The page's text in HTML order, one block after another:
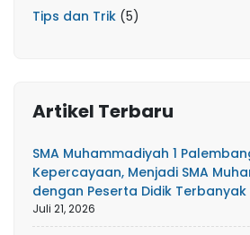
Tips dan Trik (5)
Artikel Terbaru
SMA Muhammadiyah 1
Kepercayaan, Menjadi SMA
dengan Peserta Didik
Juli 21, 2026